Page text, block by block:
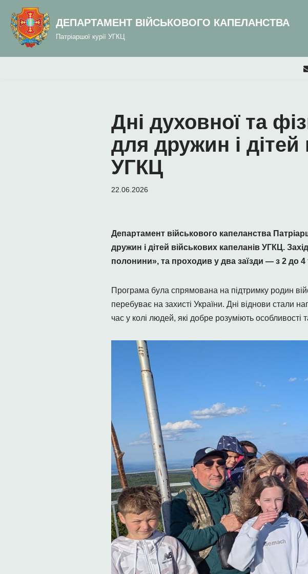
вмісту
Перейти
вмісту
ДЕПАРТАМЕНТ ВІЙСЬКОВОГО КАПЕЛАНСТВА
Патріаршої курії УГКЦ
Дні духовної та
для дружин і дітей
УГКЦ
22.06.2026
Департамент військового капеланства
дружин і дітей військових капеланів УГКЦ.
полонини», та проходив у два заїзди — з 2 до 4
Програма була спрямована на підтримку родин
перебуває на захисті України. Дні віднови стали
час у колі людей, які добре розуміють особливості